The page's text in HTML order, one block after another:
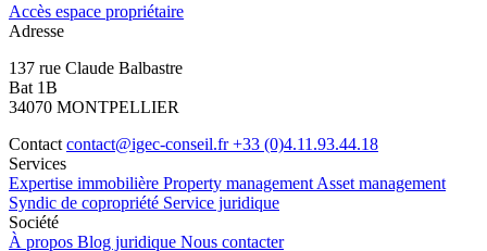
Accès espace propriétaire
Adresse
137 rue Claude Balbastre
Bat 1B
34070 MONTPELLIER
Contact contact@igec-conseil.fr+33 (0)4.11.93.44.18
Services
Expertise immobilière Property management Asset management
Syndic de copropriété Service juridique
Société
À propos Blog juridique Nous contacter